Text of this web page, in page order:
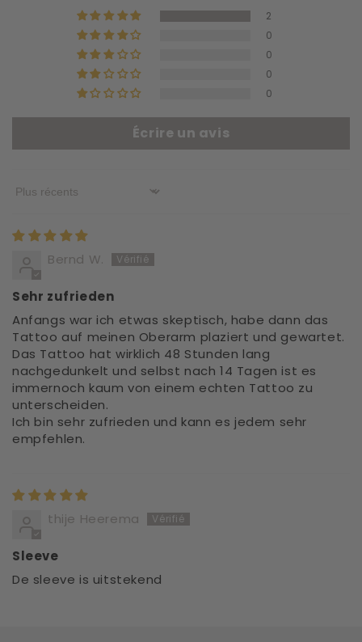
2
0
0
0
0
Écrire un avis
Sort by
Bernd W.
Sehr zufrieden
Anfangs war ich etwas skeptisch, habe dann das
Tattoo auf meinen Oberarm plaziert und gewartet.
Das Tattoo hat wirklich 48 Stunden lang
nachgedunkelt und selbst nach 14 Tagen ist es
immernoch kaum von einem echten Tattoo zu
unterscheiden.
Ich bin sehr zufrieden und kann es jedem sehr
empfehlen.
thije Heerema
Sleeve
De sleeve is uitstekend